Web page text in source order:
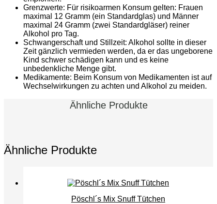
Grenzwerte: Für risikoarmen Konsum gelten: Frauen
maximal 12 Gramm (ein Standardglas) und Männer
maximal 24 Gramm (zwei Standardgläser) reiner
Alkohol pro Tag.
Schwangerschaft und Stillzeit: Alkohol sollte in dieser
Zeit gänzlich vermieden werden, da er das ungeborene
Kind schwer schädigen kann und es keine
unbedenkliche Menge gibt.
Medikamente: Beim Konsum von Medikamenten ist auf
Wechselwirkungen zu achten und Alkohol zu meiden.
Ähnliche Produkte
Ähnliche Produkte
Pöschl´s Mix Snuff Tütchen